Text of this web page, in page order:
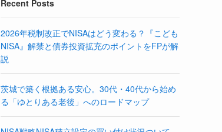
Recent Posts
2026年税制改正でNISAはどう変わる？『こども
NISA』解禁と債券投資拡充のポイントをFPが解
説
茨城で築く根拠ある安心。30代・40代から始め
る「ゆとりある老後」へのロードマップ